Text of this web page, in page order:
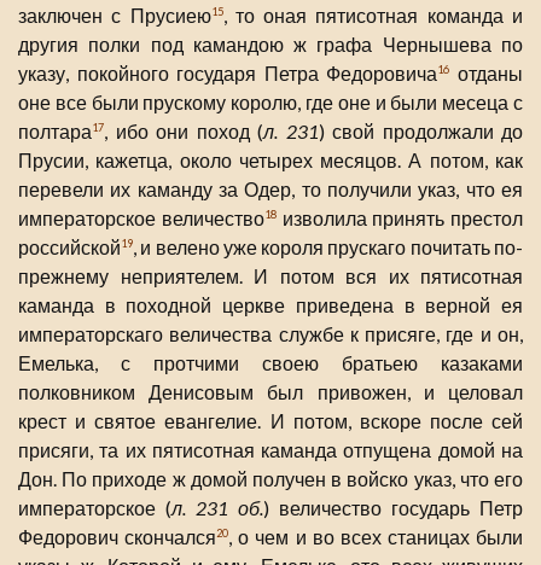
заключен с Прусиею15, то оная пятисотная команда и
другия полки под камандою ж графа Чернышева по
указу, покойного государя Петра Федоровича16
отданы
оне все были прускому королю, где оне и были месеца с
полтара17, ибо они поход (л. 231) свой продолжали до
Прусии, кажетца, около четырех месяцов. А потом, как
перевели их каманду за Одер, то получили указ, что ея
императорское величество18изволила принять престол
российской19, и велено уже короля прускаго почитать по-
прежнему неприятелем. И потом вся их пятисотная
каманда в походной церкве приведена в верной ея
императорскаго величества службе к присяге, где и он,
Емелька, с протчими своею братьею казаками
полковником Денисовым был привожен, и целовал
крест и святое евангелие. И потом, вскоре после сей
присяги, та их пятисотная каманда отпущена домой на
Дон. По приходе ж домой получен в войско указ, что его
императорское (л. 231 об.) величество государь Петр
Федорович скончался20, о чем и во всех станицах были